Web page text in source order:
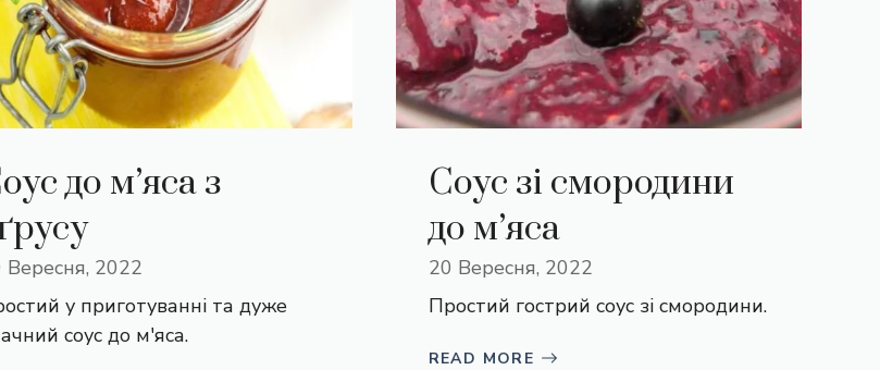
до м’яса з
Вересня, 2022
у приготуванні та дуже
соус до м'яса.
Соус зі смородини
до м’яса
20 Вересня, 2022
Простий гострий соус зі смородини.
READ MORE